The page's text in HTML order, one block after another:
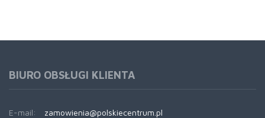
BIURO OBSŁUGI KLIENTA
E-mail:
zamowienia@polskiecentrum.pl